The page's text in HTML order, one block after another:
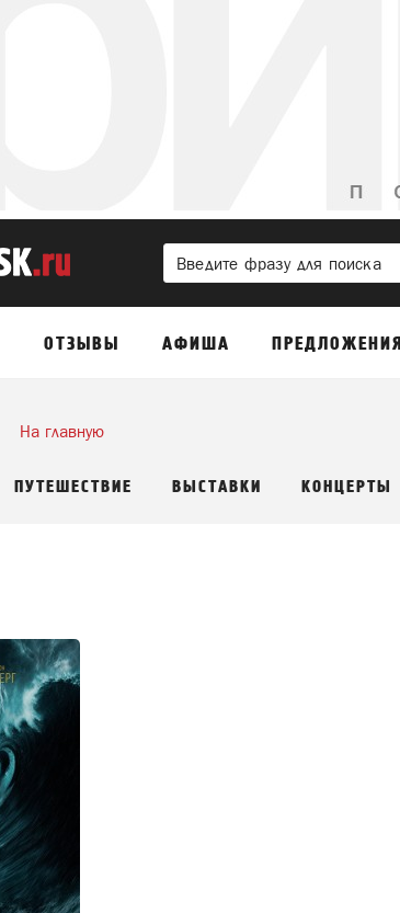
ОТЗЫВЫ АФИША
На главную
ПУТЕШЕСТВИЕ ВЫСТАВКИ КОНЦЕРТЫ